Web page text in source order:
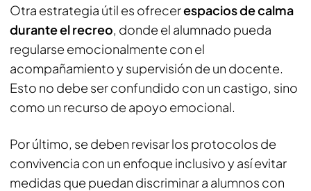
Otra estrategia útil es ofrecerespacios de calma
durante el recreo, donde el alumnado pueda
regularse emocionalmente con el
acompañamiento y supervisión de un docente.
Esto no debe ser confundido con un castigo, sino
como un recurso de apoyo emocional.
Por último, se deben revisar los protocolos de
convivencia con un enfoque inclusivo y así evitar
medidas que puedan discriminar a alumnos con